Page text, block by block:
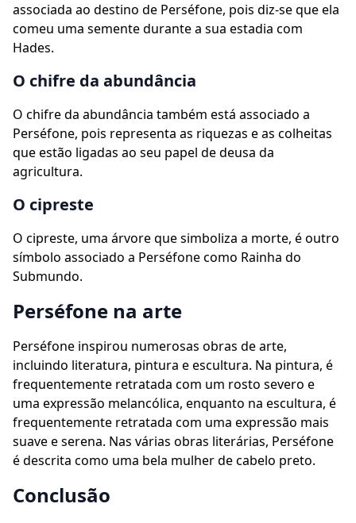
associada ao destino de Perséfone, pois diz-se que ela
comeu uma semente durante a sua estadia com
Hades.
O chifre da abundância
O chifre da abundância também está associado a
Perséfone, pois representa as riquezas e as colheitas
que estão ligadas ao seu papel de deusa da
agricultura.
O cipreste
O cipreste, uma árvore que simboliza a morte, é outro
símbolo associado a Perséfone como Rainha do
Submundo.
Perséfone na arte
Perséfone inspirou numerosas obras de arte,
incluindo literatura, pintura e escultura. Na pintura, é
frequentemente retratada com um rosto severo e
uma expressão melancólica, enquanto na escultura, é
frequentemente retratada com uma expressão mais
suave e serena. Nas várias obras literárias, Perséfone
é descrita como uma bela mulher de cabelo preto.
Conclusão